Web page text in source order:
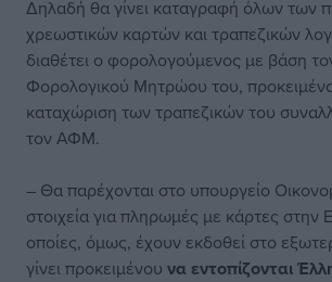
Δηλαδή θα γίνει καταγραφή όλων των
χρεωστικών καρτών και τραπεζικών
διαθέτει ο φορολογούμενος με βάση
Φορολογικού Μητρώου του,
καταχώριση των τραπεζικών του
τον ΑΦΜ.
– Θα παρέχονται στο υπουργείο
στοιχεία για πληρωμές με κάρτες στην
οποίες, όμως, έχουν εκδοθεί στο
γίνει προκειμένου να εντοπίζονται